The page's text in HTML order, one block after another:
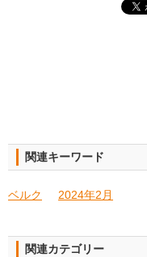
関連キーワード
ベルク 2024年2月
関連カテゴリー